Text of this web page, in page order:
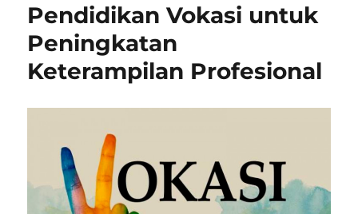
Pendidikan Vokasi untuk
Peningkatan
Keterampilan Profesional